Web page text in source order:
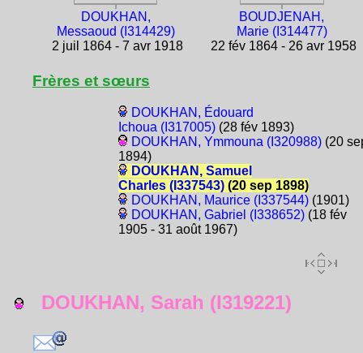
DOUKHAN,
Messaoud (I314429)
2 juil 1864 - 7 avr 1918
BOUDJENAH,
Marie (I314477)
22 fév 1864 - 26 avr 1958
Frères et sœurs
DOUKHAN, Édouard
Ichoua (I317005)(28 fév 1893)
DOUKHAN, Ymmouna (I320988)(20
1894)
DOUKHAN, Samuel
Charles (I337543)(20 sep 1898)
DOUKHAN, Maurice (I337544)(1901)
DOUKHAN, Gabriel (I338652)(18 fév
1905 - 31 août 1967)
DOUKHAN, Sarah (I319221)